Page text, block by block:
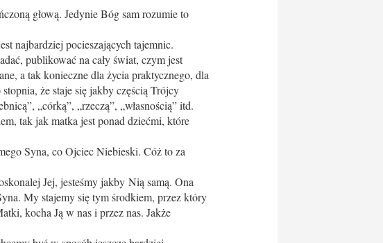
głową. Jedynie Bóg sam rozumie to
najbardziej pocieszających tajemnic.
publikować na cały świat, czym jest
a tak konieczne dla życia praktycznego, dla
że staje się jakby częścią Trójcy
„córką”, „rzeczą”, „własnością” itd.
tak jak matka jest ponad dziećmi, które
Syna, co Ojciec Niebieski. Cóż to za
Jej, jesteśmy jakby Nią samą. Ona
My stajemy się tym środkiem, przez który
kocha Ją w nas i przez nas. Jakże